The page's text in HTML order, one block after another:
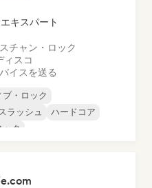
キスパート
チャン・ロック
ィスコ
イスを送る
・ロック
ラッシュ
ハードコア
ック